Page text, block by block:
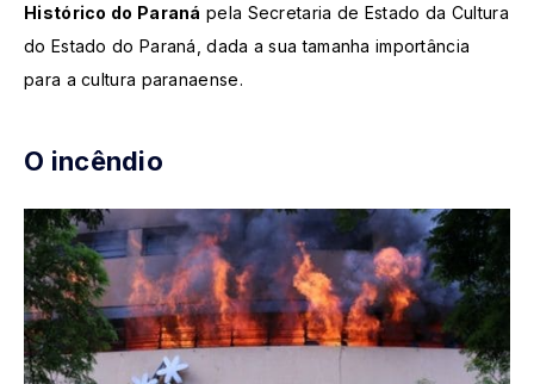
Histórico do Paraná pela Secretaria de Estado da Cultura
do Estado do Paraná, dada a sua tamanha importância
para a cultura paranaense.
O incêndio